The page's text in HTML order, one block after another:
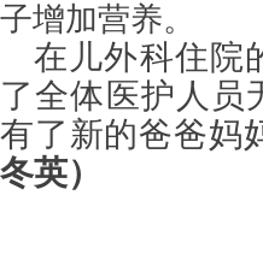
子增加营养。
在儿外科住院
了全体医护人员
有了新的爸爸妈
冬英）